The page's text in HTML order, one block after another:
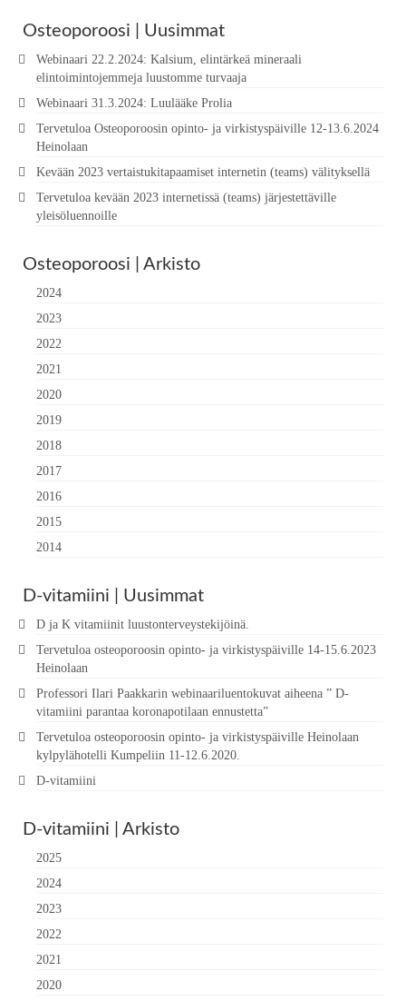
Osteoporoosi | Uusimmat
Webinaari 22.2.2024: Kalsium, elintärkeä mineraali
elintoimintojemmeja luustomme turvaaja
Webinaari 31.3.2024: Luulääke Prolia
Tervetuloa Osteoporoosin opinto- ja virkistyspäiville 12-13.6.2024
Heinolaan
Kevään 2023 vertaistukitapaamiset internetin (teams) välityksellä
Tervetuloa kevään 2023 internetissä (teams) järjestettäville
yleisöluennoille
Osteoporoosi | Arkisto
2024
2023
2022
2021
2020
2019
2018
2017
2016
2015
2014
D-vitamiini | Uusimmat
D ja K vitamiinit luustonterveystekijöinä.
Tervetuloa osteoporoosin opinto- ja virkistyspäiville 14-15.6.2023
Heinolaan
Professori Ilari Paakkarin webinaariluentokuvat aiheena ” D-
vitamiini parantaa koronapotilaan ennustetta”
Tervetuloa osteoporoosin opinto- ja virkistyspäiville Heinolaan
kylpylähotelli Kumpeliin 11-12.6.2020.
D-vitamiini
D-vitamiini | Arkisto
2025
2024
2023
2022
2021
2020